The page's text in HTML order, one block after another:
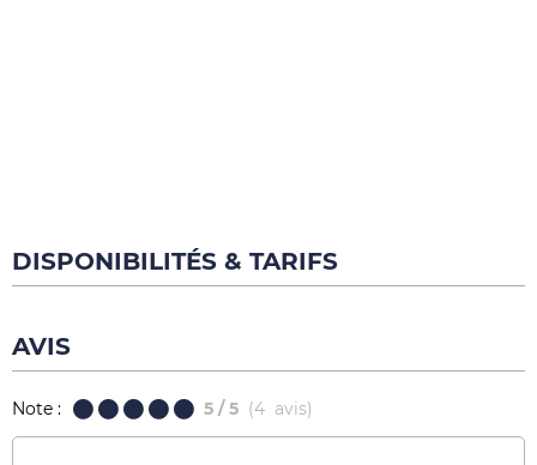
DISPONIBILITÉS & TARIFS
AVIS
Note : 5 / 5 (4 avis)